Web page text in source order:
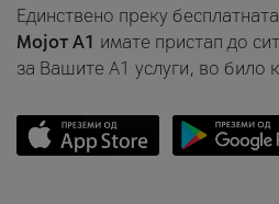
Единствено преку
Мојот A1 имате пристап до
за Вашите A1 услуги, во било